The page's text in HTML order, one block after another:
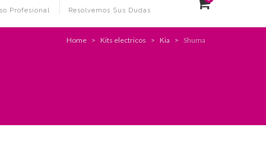
Profesional Resolvemos Sus Dudas
Home Kits electricos Kia Shuma